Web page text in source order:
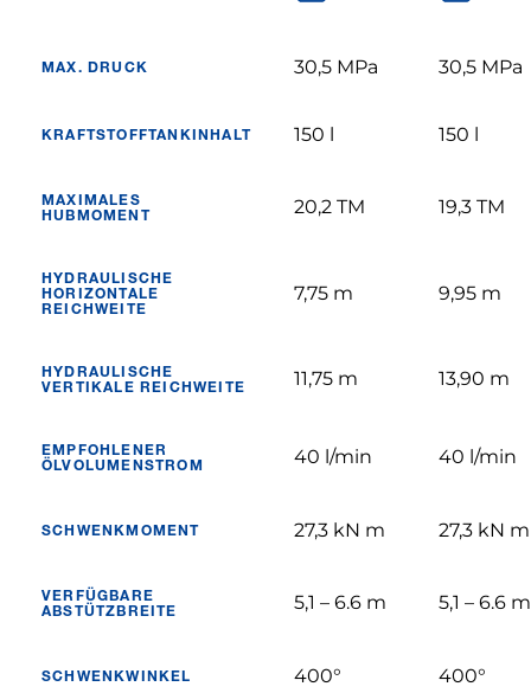
MAX. DRUCK 30,5 MPa 30,5 MPa
KRAFTSTOFFTANKINHALT 150 l 150 l
MAXIMALES
HUBMOMENT
20,2 TM 19,3 TM
HYDRAULISCHE
HORIZONTALE
REICHWEITE
7,75 m 9,95 m
HYDRAULISCHE
VERTIKALE REICHWEITE
11,75 m 13,90 m
EMPFOHLENER
ÖLVOLUMENSTROM
40 l/min 40 l/min
SCHWENKMOMENT 27,3 kN m 27,3 kN m
VERFÜGBARE
ABSTÜTZBREITE
5,1 – 6.6 m 5,1 – 6.6 m
SCHWENKWINKEL 400° 400°